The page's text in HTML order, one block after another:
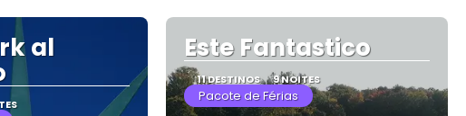
al Este Fantastico
11 DESTINOS 9 NOITES
Pacote de Férias